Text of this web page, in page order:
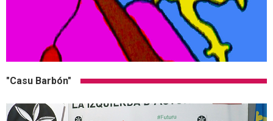
"Casu Barbón"